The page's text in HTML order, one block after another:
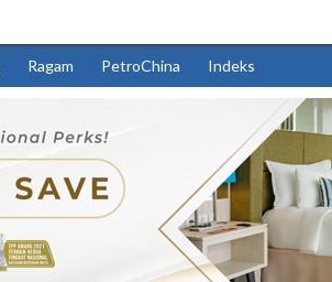
Ragam PetroChina Indeks